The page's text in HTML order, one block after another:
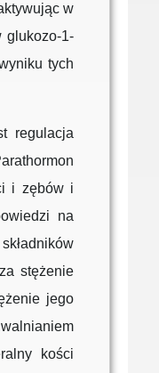
w
glukozo-1-
tych
regulacja
i zębów i
na
stężenie
jego
kości